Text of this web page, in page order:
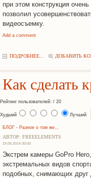
при этом конструкция
позволил
видеосъемку.
Add a comment
ПОДРОБНЕЕ... ДОБАВИТЬ
Как сделать
Рейтинг пользователей: / 20
Худший Лучший
БЛОГ - Разное о том же...
АВТОР: FREEELEMENTS
19.05.2014 00:00
Экстрем камеры GoPro
экстремальных видов
подобных, снимающих друг